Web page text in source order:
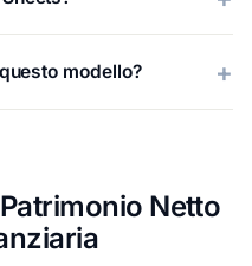
modello?
Netto